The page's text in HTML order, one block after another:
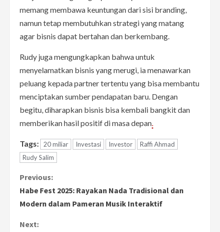
memang membawa keuntungan dari sisi branding,
namun tetap membutuhkan strategi yang matang
agar bisnis dapat bertahan dan berkembang.
Rudy juga mengungkapkan bahwa untuk
menyelamatkan bisnis yang merugi, ia menawarkan
peluang kepada partner tertentu yang bisa membantu
menciptakan sumber pendapatan baru. Dengan
begitu, diharapkan bisnis bisa kembali bangkit dan
memberikan hasil positif di masa depan.
Tags: 20 miliar Investasi Investor
Raffi Ahmad
Rudy Salim
C
o
n
Previous:
Habe Fest 2025: Rayakan Nada Tradisional dan
Modern dalam Pameran Musik Interaktif
Next: